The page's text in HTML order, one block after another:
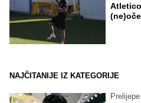
NAJČITANIJE IZ KATEGORIJE